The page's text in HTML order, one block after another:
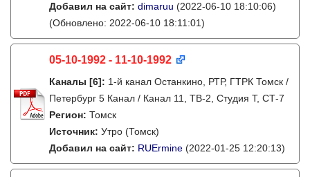
Добавил на сайт: dimaruu (2022-06-10 18:10:06)
(Обновлено: 2022-06-10 18:11:01)
05-10-1992 - 11-10-1992
Каналы [6]: 1-й канал Останкино, РТР, ГТРК Томск /
Петербург 5 Канал / Канал 11, ТВ-2, Студия Т, СТ-7
Регион: Томск
Источник: Утро (Томск)
Добавил на сайт: RUErmine (2022-01-25 12:20:13)